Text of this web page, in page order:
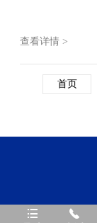
 
查看详情 >
首页